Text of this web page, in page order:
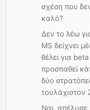
σχέση που
καλό?
Δεν το λέω
MS δείχνει
θέλει για
προσπαθεί
δύο
τουλάχιστον
Ναι,